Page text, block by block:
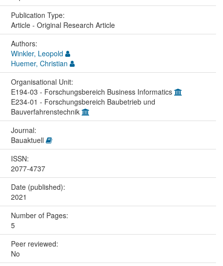
Publication Type:
Article - Original Research Article
Authors:
Winkler, Leopold
Huemer, Christian
Organisational Unit:
E194-03 - Forschungsbereich Business Informatics
E234-01 - Forschungsbereich Baubetrieb und
Bauverfahrenstechnik
Journal:
Bauaktuell
ISSN:
2077-4737
Date (published):
2021
Number of Pages:
5
Peer reviewed:
No